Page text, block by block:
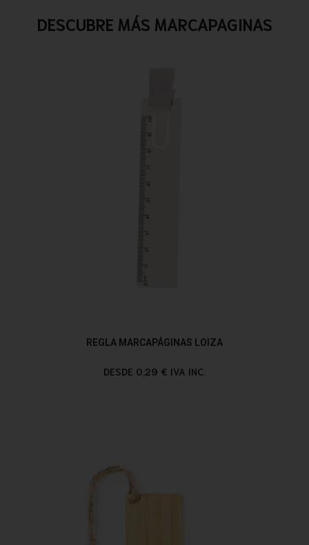
DESCUBRE MÁS MARCAPAGINAS
REGLA MARCAPÁGINAS LOIZA
DESDE 0,29 € IVA INC.